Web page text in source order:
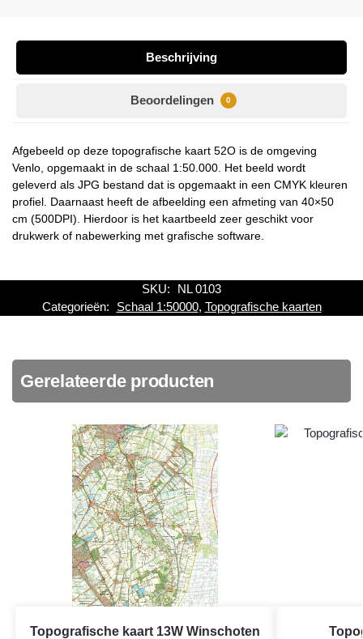
Beschrijving
Beoordelingen 0
Afgebeeld op deze topografische kaart 52O is de omgeving
Venlo, opgemaakt in de schaal 1:50.000. Het beeld wordt
geleverd als JPG bestand dat is opgemaakt in een CMYK kleuren
profiel. Daarnaast heeft de afbeelding een afmeting van 40×50
cm (500DPI). Hierdoor is het kaartbeeld zeer geschikt voor
drukwerk of nabewerking met grafische software.
SKU:
NL 0103
Categorieën:
Schaal 1:50000, Topografische kaarten
Gerelateerde producten
Topografische kaart 13W Winschoten